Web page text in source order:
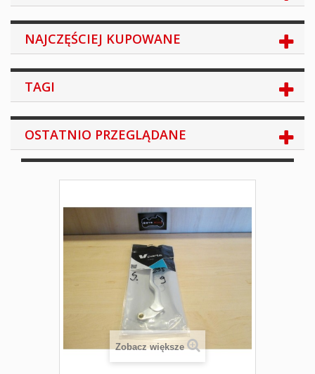
NAJCZĘŚCIEJ KUPOWANE
TAGI
OSTATNIO PRZEGLĄDANE
Zobacz większe